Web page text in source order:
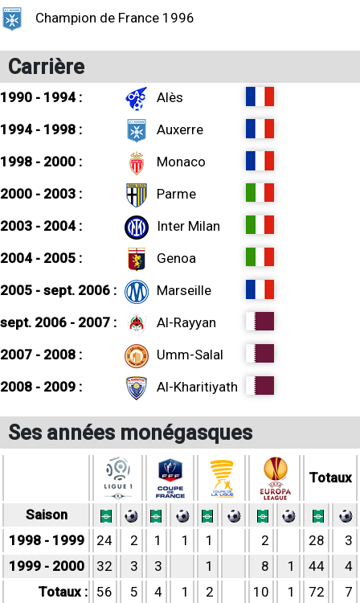
Champion de France 1996
Carrière
1990 - 1994 :
Alès
1994 - 1998 :
Auxerre
1998 - 2000 :
Monaco
2000 - 2003 :
Parme
2003 - 2004 :
Inter Milan
2004 - 2005 :
Genoa
2005 - sept. 2006 :
Marseille
sept. 2006 - 2007 :
Al-Rayyan
2007 - 2008 :
Umm-Salal
2008 - 2009 :
Al-Kharitiyath
Ses années monégasques
Totaux
Saison
1998 - 1999
24 2 1 1 1 2 28
3
1999 - 2000
32 3 3 1 8 1 44
4
Totaux : 56 5 4 1 2 10 1 72 7